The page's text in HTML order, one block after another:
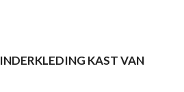
KAST VAN